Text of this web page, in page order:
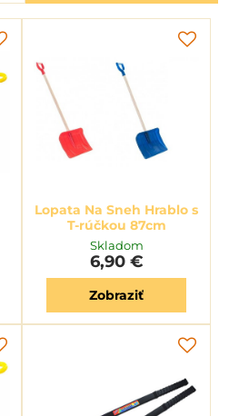
Lopata Na Sneh Hrablo s
T-rúčkou 87cm
Skladom
6,90 €
Zobraziť